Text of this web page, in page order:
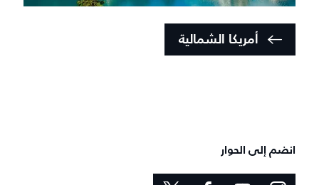
أمريكا الشمالية
انضم إلى الحوار